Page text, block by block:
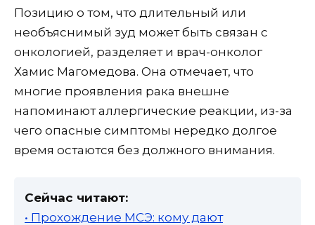
Позицию о том, что длительный или
необъяснимый зуд может быть связан с
онкологией, разделяет и врач-онколог
Хамис Магомедова. Она отмечает, что
многие проявления рака внешне
напоминают аллергические реакции, из-за
чего опасные симптомы нередко долгое
время остаются без должного внимания.
Сейчас читают:
• Прохождение МСЭ: кому дают